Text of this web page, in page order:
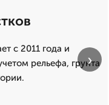
с 2011 года и
рельефа, грунта
›